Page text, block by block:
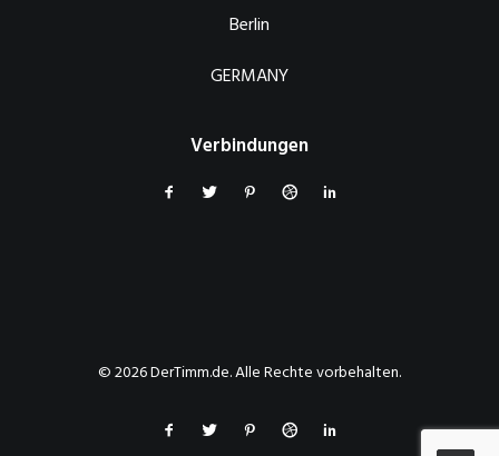
Berlin
GERMANY
Verbindungen
© 2026 DerTimm.de. Alle Rechte vorbehalten.